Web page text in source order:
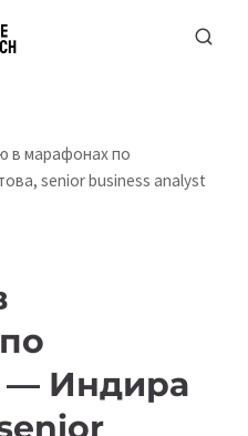
в марафонах по
senior business analyst
— Индира